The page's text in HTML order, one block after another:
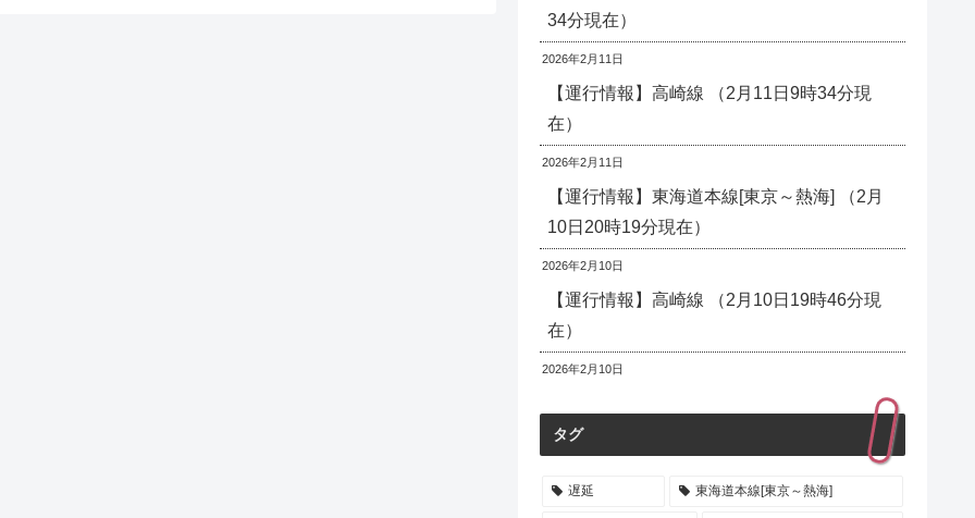
34分現在）
2026年2月11日
【運行情報】高崎線 （2月11日9時34分現
在）
2026年2月11日
【運行情報】東海道本線[東京～熱海] （2月
10日20時19分現在）
2026年2月10日
【運行情報】高崎線 （2月10日19時46分現
在）
2026年2月10日
タグ
遅延 東海道本線[東京～熱海]